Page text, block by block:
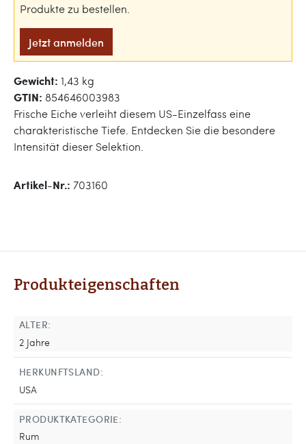
Produkte zu bestellen.
Jetzt anmelden
Gewicht: 1,43 kg
GTIN: 854646003983
Frische Eiche verleiht diesem US-Einzelfass eine
charakteristische Tiefe. Entdecken Sie die besondere
Intensität dieser Selektion.
Artikel-Nr.: 703160
Produkteigenschaften
ALTER:
2 Jahre
HERKUNFTSLAND:
USA
PRODUKTKATEGORIE:
Rum